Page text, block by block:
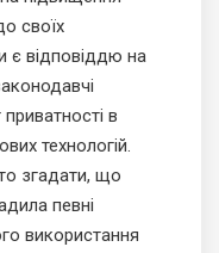
своїх
є відповіддю на
приватності в
технологій.
згадати, що
певні
використання